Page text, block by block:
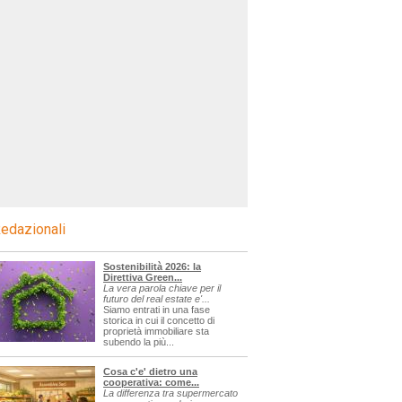
Sostenibilità 2026: la
Direttiva Green...
La vera parola chiave per il
futuro del real estate e'...
Siamo entrati in una fase
storica in cui il concetto di
proprietà immobiliare sta
subendo la più...
Cosa c'e' dietro una
cooperativa: come...
La differenza tra supermercato